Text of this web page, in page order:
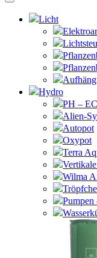
Licht
Hydro
PH –
Alien-
Autopot
Oxypot
Terra
Wilma
Pumpen